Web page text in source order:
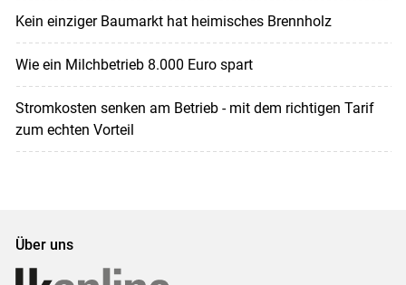
Kein einziger Baumarkt hat heimisches Brennholz
Wie ein Milchbetrieb 8.000 Euro spart
Stromkosten senken am Betrieb - mit dem richtigen Tarif
zum echten Vorteil
Über uns